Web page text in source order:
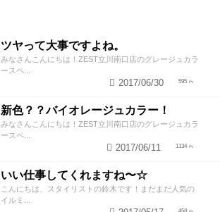
ツヤって大事ですよね。
みなさんこんにちは！ZEST立川南口店のグレージュカラ
ースペ...
595
2017/06/30
新色？？バイオレージュカラー！
みなさんこんにちは！ZEST立川南口店のグレージュカラ
ースペ...
1134
2017/06/11
いい仕事してくれますね〜☆
こんにちは、スタイリストの鈴木です！まだまだ人気の
イルミ...